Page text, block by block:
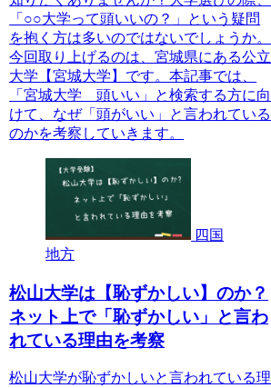
「○○大学って頭いいの？」という疑問
を抱く方は多いのではないでしょうか。
今回取り上げるのは、宮城県にある公立
大学【宮城大学】です。本記事では、
「宮城大学 頭いい」と検索する方に向
けて、なぜ「頭がいい」と言われている
のかを考察していきます。
四国
地方
松山大学は【恥ずかしい】のか？
ネット上で「恥ずかしい」と言わ
れている理由を考察
松山大学が恥ずかしいと言われている理